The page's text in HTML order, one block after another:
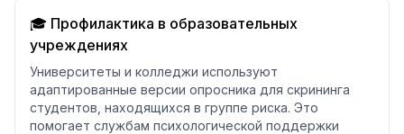
🎓 Профилактика в образовательных
учреждениях
Университеты и колледжи используют
адаптированные версии опросника для скрининга
студентов, находящихся в группе риска. Это
помогает службам психологической поддержки